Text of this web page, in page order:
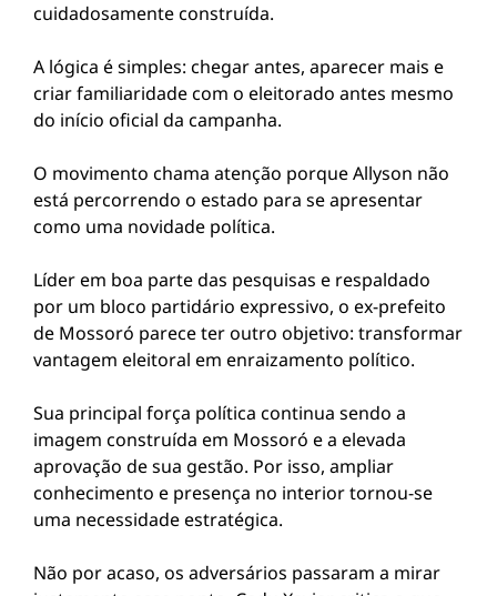
cuidadosamente construída.
A lógica é simples: chegar antes, aparecer mais e
criar familiaridade com o eleitorado antes mesmo
do início oficial da campanha.
O movimento chama atenção porque Allyson não
está percorrendo o estado para se apresentar
como uma novidade política.
Líder em boa parte das pesquisas e respaldado
por um bloco partidário expressivo, o ex-prefeito
de Mossoró parece ter outro objetivo: transformar
vantagem eleitoral em enraizamento político.
Sua principal força política continua sendo a
imagem construída em Mossoró e a elevada
aprovação de sua gestão. Por isso, ampliar
conhecimento e presença no interior tornou-se
uma necessidade estratégica.
Não por acaso, os adversários passaram a mirar